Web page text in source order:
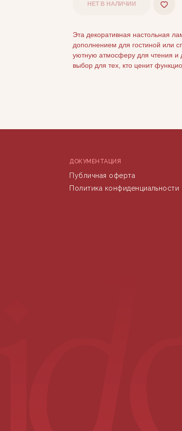
НЕТ В НАЛИЧИИ
Эта декоративная настольная
дополнением для гостиной или
уютную атмосферу для чтения и
выбор для тех, кто ценит
ДОКУМЕНТАЦИЯ
Публичная оферта
Политика конфиденциальности